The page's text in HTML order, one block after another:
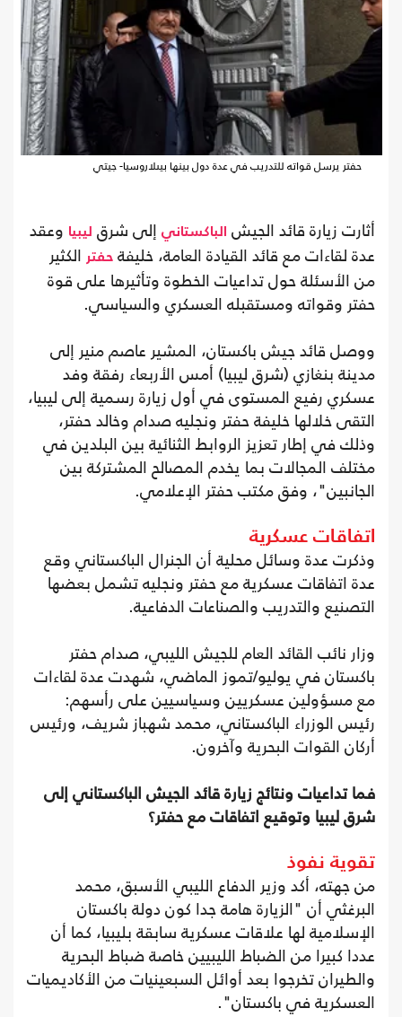
حفتر يرسل قواته للتدريب في عدة دول بينها بيىلاروسيا- جيتي
أثارت زيارة قائد الجيش الباكستاني إلى شرق ليبيا وعقد
عدة لقاءات مع قائد القيادة العامة، خليفة حفتر الكثير
من الأسئلة حول تداعيات الخطوة وتأثيرها على قوة
حفتر وقواته ومستقبله العسكري والسياسي.
ووصل قائد جيش باكستان، المشير عاصم منير إلى
مدينة بنغازي (شرق ليبيا) أمس الأربعاء رفقة وفد
عسكري رفيع المستوى في أول زيارة رسمية إلى ليبيا،
التقى خلالها خليفة حفتر ونجليه صدام وخالد حفتر،
وذلك في إطار تعزيز الروابط الثنائية بين البلدين في
مختلف المجالات بما يخدم المصالح المشتركة بين
الجانبين"، وفق مكتب حفتر الإعلامي.
اتفاقات عسكرية
وذكرت عدة وسائل محلية أن الجنرال الباكستاني وقع
عدة اتفاقات عسكرية مع حفتر ونجليه تشمل بعضها
التصنيع والتدريب والصناعات الدفاعية.
وزار نائب القائد العام للجيش الليبي، صدام حفتر
باكستان في يوليو/تموز الماضي، شهدت عدة لقاءات
مع مسؤولين عسكريين وسياسيين على رأسهم:
رئيس الوزراء الباكستاني، محمد شهباز شريف، ورئيس
أركان القوات البحرية وآخرون.
فما تداعيات ونتائج زيارة قائد الجيش الباكستاني إلى
شرق ليبيا وتوقيع اتفاقات مع حفتر؟
تقوية نفوذ
من جهته، أكد وزير الدفاع الليبي الأسبق، محمد
البرغثي أن "الزيارة هامة جدا كون دولة باكستان
الإسلامية لها علاقات عسكرية سابقة بليبيا، كما أن
عددا كبيرا من الضباط الليبيين خاصة ضباط البحرية
والطيران تخرجوا بعد أوائل السبعينيات من الأكاديميات
العسكرية في باكستان".